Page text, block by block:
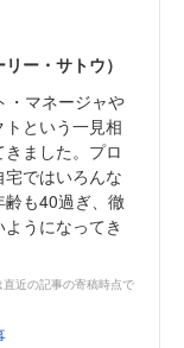
ー・サトウ）
・マネージャや
という一見相
ました。プロ
ではいろんな
も40過ぎ、徹
うになってき
近の記事の寄稿時点で